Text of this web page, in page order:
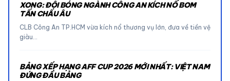
XONG: ĐỘI BÓNG NGÀNH CÔNG AN KÍCH NỔ BOM
TẤN CHÂU ÂU
CLB Công An TP.HCM vừa kích nổ thương vụ lớn, đưa về tiền vệ
giàu…
BẢNG XẾP HẠNG AFF CUP 2026 MỚI NHẤT: VIỆT NAM
ĐỨNG ĐẦU BẢNG